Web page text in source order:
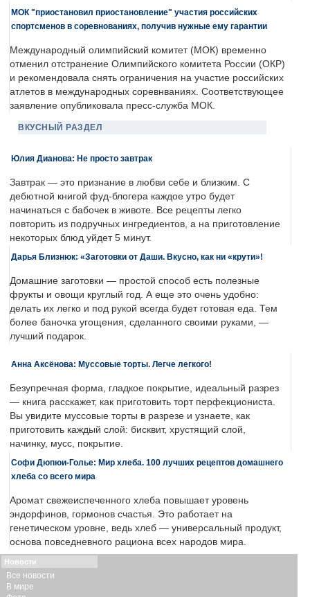
МОК "приостановил приостановление" участия российских
спортсменов в соревнованиях, получив нужные ему гарантии
Международный олимпийский комитет (МОК) временно
отменил отстранение Олимпийского комитета России (ОКР)
и рекомендовала снять ограничения на участие российских
атлетов в международных соревнваниях. Соответствующее
заявление опубликовала пресс-служба МОК.
ВКУСНЫЙ РАЗДЕЛ
Юлия Дианова: Не просто завтрак
Завтрак — это признание в любви себе и близким. С
дебютной книгой фуд-блогера каждое утро будет
начинаться с бабочек в животе. Все рецепты легко
повторить из подручных ингредиентов, а на приготовление
некоторых блюд уйдет 5 минут.
Дарья Близнюк: «Заготовки от Даши. Вкусно, как ни «крути»!
Домашние заготовки — простой способ есть полезные
фрукты и овощи круглый год. А еще это очень удобно:
делать их легко и под рукой всегда будет готовая еда. Тем
более баночка угощения, сделанного своими руками, —
лучший подарок.
Анна Аксёнова: Муссовые торты. Легче легкого!
Безупречная форма, гладкое покрытие, идеальный разрез
— книга расскажет, как приготовить торт перфекциониста.
Вы увидите муссовые торты в разрезе и узнаете, как
приготовить каждый слой: бисквит, хрустящий слой,
начинку, мусс, покрытие.
Софи Дюпюи-Голье: Мир хлеба. 100 лучших рецептов домашнего
хлеба со всего мира
Аромат свежеиспеченного хлеба повышает уровень
эндорфинов, гормонов счастья. Это работает на
генетическом уровне, ведь хлеб — универсальный продукт,
основа повседневного рациона всех народов мира.
Новости
Все новости
В мире